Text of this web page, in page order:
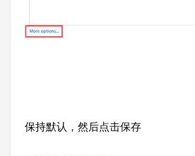
保持默认，然后点击保存